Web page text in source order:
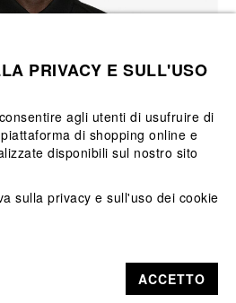
PRIVACY E SULL'USO
agli utenti di usufruire di
di shopping online e
disponibili sul nostro sito
sulla privacy e sull'uso dei cookie
ACCETTO